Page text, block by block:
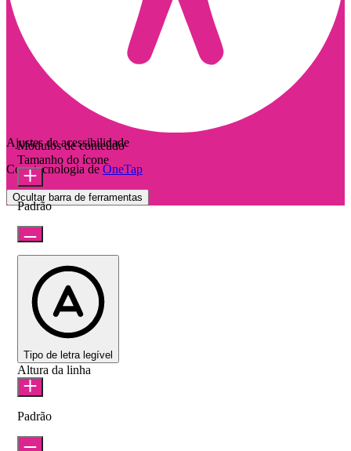
Ajustes de acessibilidade
Com tecnologia de OneTap
Ocultar barra de ferramentas
Módulos de conteúdo
Tamanho do ícone
Padrão
Tipo de letra legível
Altura da linha
Padrão